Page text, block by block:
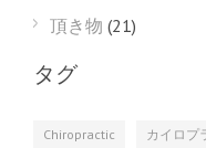
頂き物 (21)
タグ
Chiropractic カイロプ